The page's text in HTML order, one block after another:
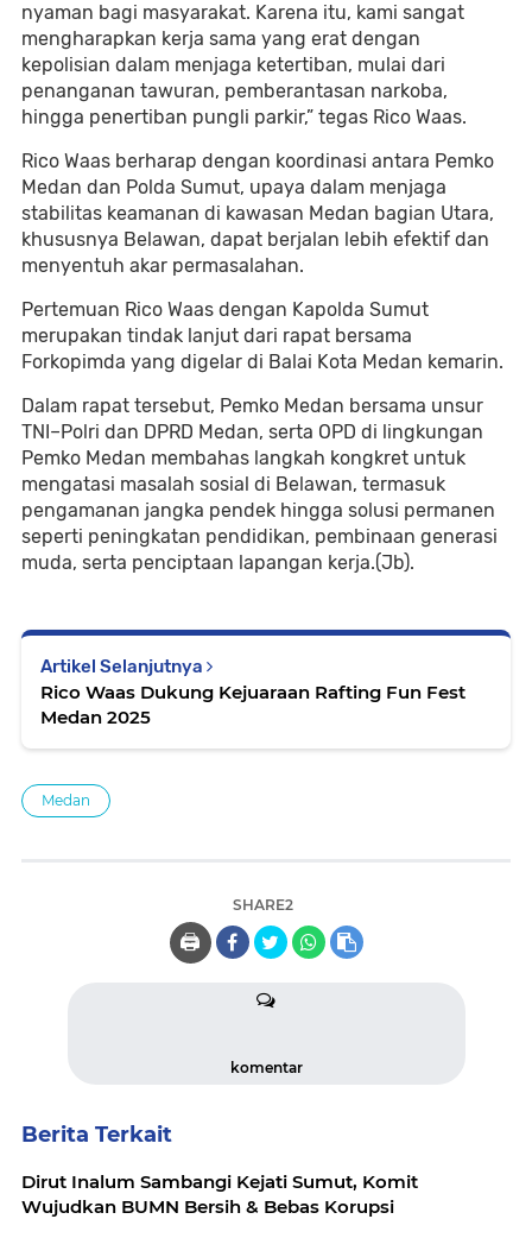
nyaman bagi masyarakat. Karena itu, kami sangat
mengharapkan kerja sama yang erat dengan
kepolisian dalam menjaga ketertiban, mulai dari
penanganan tawuran, pemberantasan narkoba,
hingga penertiban pungli parkir,” tegas Rico Waas.
Rico Waas berharap dengan koordinasi antara Pemko
Medan dan Polda Sumut, upaya dalam menjaga
stabilitas keamanan di kawasan Medan bagian Utara,
khususnya Belawan, dapat berjalan lebih efektif dan
menyentuh akar permasalahan.
Pertemuan Rico Waas dengan Kapolda Sumut
merupakan tindak lanjut dari rapat bersama
Forkopimda yang digelar di Balai Kota Medan kemarin.
Dalam rapat tersebut, Pemko Medan bersama unsur
TNI–Polri dan DPRD Medan, serta OPD di lingkungan
Pemko Medan membahas langkah kongkret untuk
mengatasi masalah sosial di Belawan, termasuk
pengamanan jangka pendek hingga solusi permanen
seperti peningkatan pendidikan, pembinaan generasi
muda, serta penciptaan lapangan kerja.(Jb).
Artikel Selanjutnya
Rico Waas Dukung Kejuaraan Rafting Fun Fest
Medan 2025
Medan
SHARE2
🖨️
komentar
Berita Terkait
Dirut Inalum Sambangi Kejati Sumut, Komit
Wujudkan BUMN Bersih & Bebas Korupsi